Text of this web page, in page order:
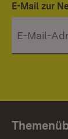
E-Mail zur